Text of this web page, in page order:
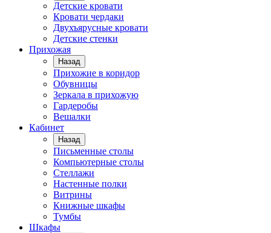
Детские кровати
Кровати чердаки
Двухъярусные кровати
Детские стенки
Прихожая
Назад
Прихожие в коридор
Обувницы
Зеркала в прихожую
Гардеробы
Вешалки
Кабинет
Назад
Письменные столы
Компьютерные столы
Стеллажи
Настенные полки
Витрины
Книжные шкафы
Тумбы
Шкафы